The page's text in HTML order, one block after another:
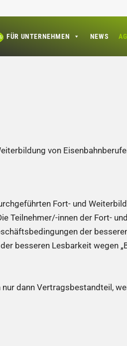
FÜR UNTERNEHMEN NEWS
von
Fort- und
Teilnehmer/-innen der Fort- und
der
besseren Lesbarkeit wegen
dann Vertragsbestandteil,